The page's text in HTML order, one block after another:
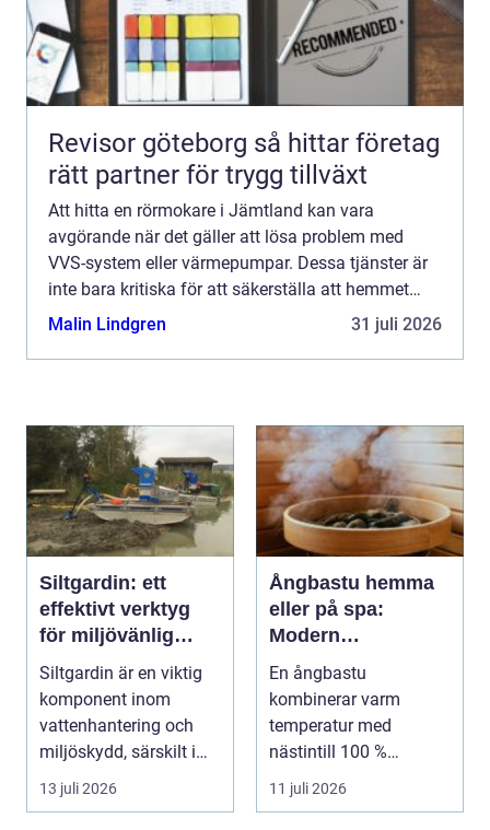
Revisor göteborg så hittar företag
rätt partner för trygg tillväxt
Att hitta en rörmokare i Jämtland kan vara
avgörande när det gäller att lösa problem med
VVS-system eller värmepumpar. Dessa tjänster är
inte bara kritiska för att säkerställa att hemmet
fun...
Malin Lindgren 31 juli 2026
Siltgardin: ett
effektivt verktyg
för miljövänlig
vattenhantering
Siltgardin är en viktig
komponent inom
vattenhantering och
miljöskydd, särskilt i
verksamheter som i...
13 juli 2026
Ångbastu hemma
eller på spa:
Modern
återhämtning med
uråldrig logik
En ångbastu
kombinerar varm
temperatur med
nästintill 100 %
luftfuktighet för att sk...
11 juli 2026